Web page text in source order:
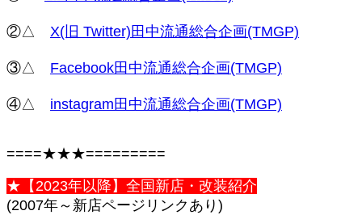
②△ X(旧 Twitter)田中流通総合企画(TMGP)
③△ Facebook田中流通総合企画(TMGP)
④△ instagram田中流通総合企画(TMGP)
====★★★=========
★【2023年以降】全国新店・改装紹介
(2007年～新店ページリンクあり)